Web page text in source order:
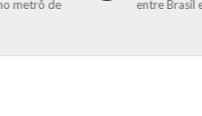
metrô de
entre Brasil